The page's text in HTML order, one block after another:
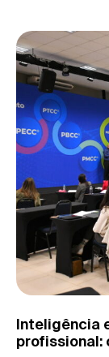
Inteligência
profissional: